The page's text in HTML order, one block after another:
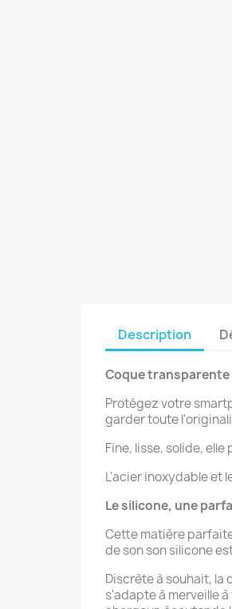
Description
Coque transparente
Protégez votre
garder toute
Fine, lisse, solide,
L'acier inoxydable et
Le silicone, une
Cette matière
de son son silicone
Discrète à souhait, la
s'adapte à merveille